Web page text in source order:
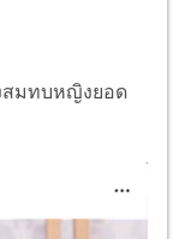
สมทบหญิงยอด